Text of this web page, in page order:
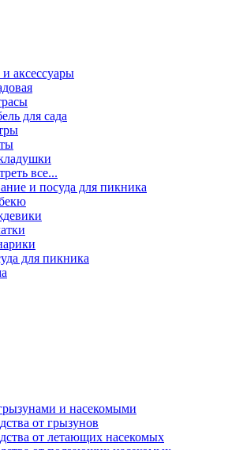
аксессуары
для сада
все...
и посуда для пикника
для пикника
и насекомыми
от грызунов
от летающих насекомых